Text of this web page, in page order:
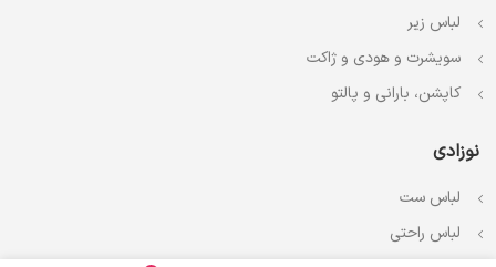
لباس زیر
سویشرت و هودی و ژاکت
کاپشن، بارانی و پالتو
نوزادی
لباس ست
لباس راحتی